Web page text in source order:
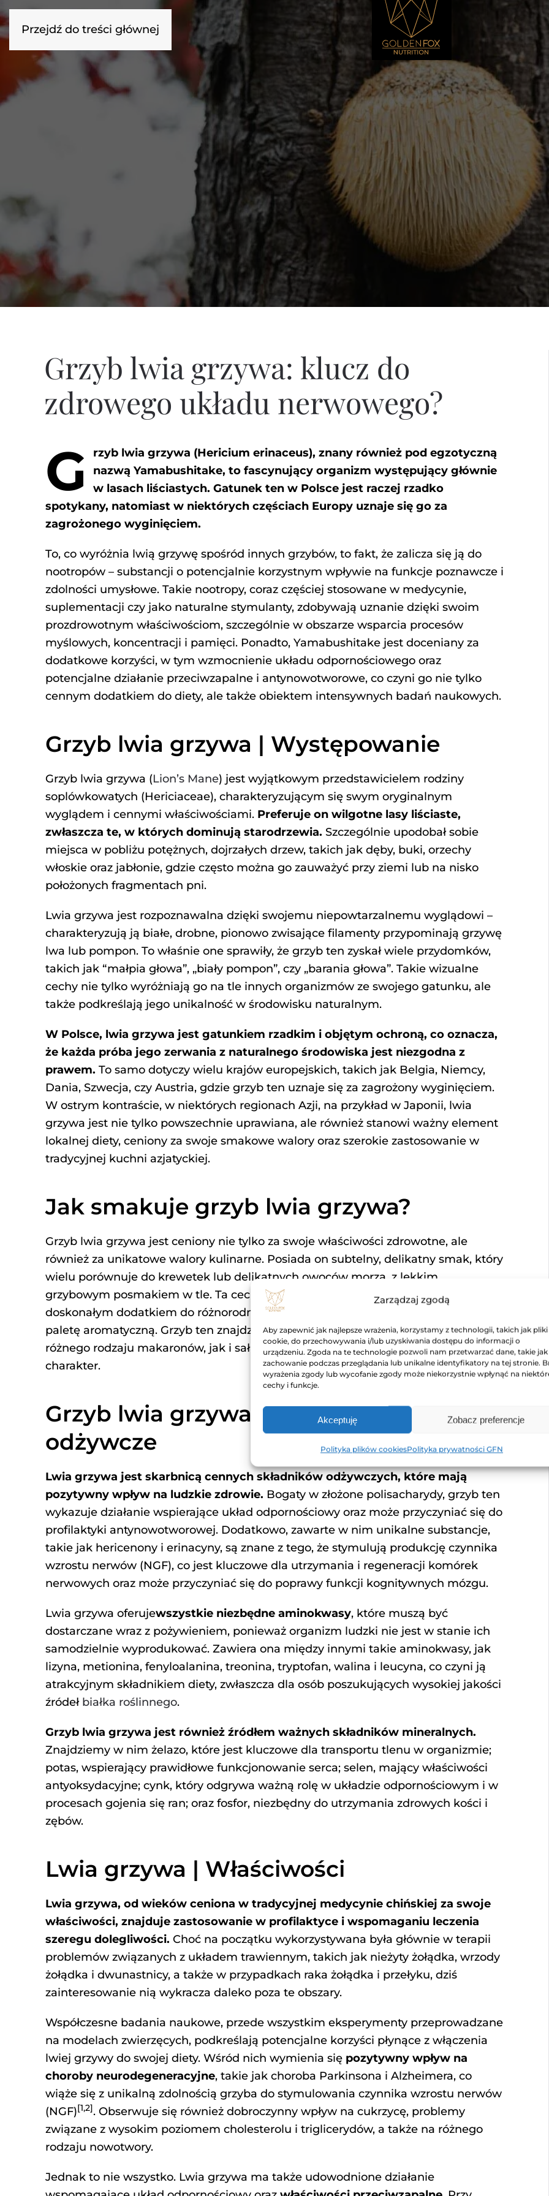
Zarządzaj zgodą
Aby zapewnić jak najlepsze wrażenia, korzystamy z technologii, takich jak pliki
cookie, do przechowywania i/lub uzyskiwania dostępu do informacji o
urządzeniu. Zgoda na te technologie pozwoli nam przetwarzać dane, takie jak
zachowanie podczas przeglądania lub unikalne identyfikatory na tej stronie.
wyrażenia zgody lub wycofanie zgody może niekorzystnie wpłynąć na
cechy i funkcje.
Akceptuję Zobacz preferencje
Polityka plików cookiesPolityka prywatności GFN
Przejdź do treści głównej
Olejki CBD Olejki CBD+CBG Olejki dla zwierząt
Grzyb lwia grzywa: klucz do
zdrowego układu nerwowego?
G
rzyb lwia grzywa (Hericium erinaceus), znany również pod egzotyczną
nazwą Yamabushitake, to fascynujący organizm występujący głównie
w lasach liściastych. Gatunek ten w Polsce jest raczej rzadko
spotykany, natomiast w niektórych częściach Europy uznaje się go za
zagrożonego wyginięciem.
To, co wyróżnia lwią grzywę spośród innych grzybów, to fakt, że zalicza się ją do
nootropów – substancji o potencjalnie korzystnym wpływie na funkcje poznawcze i
zdolności umysłowe. Takie nootropy, coraz częściej stosowane w medycynie,
suplementacji czy jako naturalne stymulanty, zdobywają uznanie dzięki swoim
prozdrowotnym właściwościom, szczególnie w obszarze wsparcia procesów
myślowych, koncentracji i pamięci. Ponadto, Yamabushitake jest doceniany za
dodatkowe korzyści, w tym wzmocnienie układu odpornościowego oraz
potencjalne działanie przeciwzapalne i antynowotworowe, co czyni go nie tylko
cennym dodatkiem do diety, ale także obiektem intensywnych badań naukowych.
Grzyb lwia grzywa | Występowanie
Grzyb lwia grzywa (Lion’s Mane) jest wyjątkowym przedstawicielem rodziny
soplówkowatych (Hericiaceae), charakteryzującym się swym oryginalnym
wyglądem i cennymi właściwościami. Preferuje on wilgotne lasy liściaste,
zwłaszcza te, w których dominują starodrzewia. Szczególnie upodobał sobie
miejsca w pobliżu potężnych, dojrzałych drzew, takich jak dęby, buki, orzechy
włoskie oraz jabłonie, gdzie często można go zauważyć przy ziemi lub na nisko
położonych fragmentach pni.
Lwia grzywa jest rozpoznawalna dzięki swojemu niepowtarzalnemu wyglądowi –
charakteryzują ją białe, drobne, pionowo zwisające filamenty przypominają grzywę
lwa lub pompon. To właśnie one sprawiły, że grzyb ten zyskał wiele przydomków,
takich jak “małpia głowa”, „biały pompon”, czy „barania głowa”. Takie wizualne
cechy nie tylko wyróżniają go na tle innych organizmów ze swojego gatunku, ale
także podkreślają jego unikalność w środowisku naturalnym.
W Polsce, lwia grzywa jest gatunkiem rzadkim i objętym ochroną, co oznacza,
że każda próba jego zerwania z naturalnego środowiska jest niezgodna z
prawem. To samo dotyczy wielu krajów europejskich, takich jak Belgia, Niemcy,
Dania, Szwecja, czy Austria, gdzie grzyb ten uznaje się za zagrożony wyginięciem.
W ostrym kontraście, w niektórych regionach Azji, na przykład w Japonii, lwia
grzywa jest nie tylko powszechnie uprawiana, ale również stanowi ważny element
lokalnej diety, ceniony za swoje smakowe walory oraz szerokie zastosowanie w
tradycyjnej kuchni azjatyckiej.
Jak smakuje grzyb lwia grzywa?
Grzyb lwia grzywa jest ceniony nie tylko za swoje właściwości zdrowotne, ale
również za unikatowe walory kulinarne. Posiada on subtelny, delikatny smak, który
wielu porównuje do krewetek lub delikatnych owoców morza, z lekkim,
grzybowym posmakiem w tle. Ta cecha sprawia, że Yamabushitake jest
doskonałym dodatkiem do różnorodnych potraw, wzbogacając ich gustowną
paletę aromatyczną. Grzyb ten znajdzie zastosowanie zarówno w przygotowaniu
różnego rodzaju makaronów, jak i sałatek, nadając im niepowtarzalny, subtelny
charakter.
Grzyb lwia grzywa i jego wartości
odżywcze
Lwia grzywa jest skarbnicą cennych składników odżywczych, które mają
pozytywny wpływ na ludzkie zdrowie. Bogaty w złożone polisacharydy, grzyb ten
wykazuje działanie wspierające układ odpornościowy oraz może przyczyniać się do
profilaktyki antynowotworowej. Dodatkowo, zawarte w nim unikalne substancje,
takie jak hericenony i erinacyny, są znane z tego, że stymulują produkcję czynnika
wzrostu nerwów (NGF), co jest kluczowe dla utrzymania i regeneracji komórek
nerwowych oraz może przyczyniać się do poprawy funkcji kognitywnych mózgu.
Lwia grzywa oferujewszystkie niezbędne aminokwasy, które muszą być
dostarczane wraz z pożywieniem, ponieważ organizm ludzki nie jest w stanie ich
samodzielnie wyprodukować. Zawiera ona między innymi takie aminokwasy, jak
lizyna, metionina, fenyloalanina, treonina, tryptofan, walina i leucyna, co czyni ją
atrakcyjnym składnikiem diety, zwłaszcza dla osób poszukujących wysokiej jakości
źródeł białka roślinnego.
Grzyb lwia grzywa jest również źródłem ważnych składników mineralnych.
Znajdziemy w nim żelazo, które jest kluczowe dla transportu tlenu w organizmie;
potas, wspierający prawidłowe funkcjonowanie serca; selen, mający właściwości
antyoksydacyjne; cynk, który odgrywa ważną rolę w układzie odpornościowym i w
procesach gojenia się ran; oraz fosfor, niezbędny do utrzymania zdrowych kości i
zębów.
Lwia grzywa | Właściwości
Lwia grzywa, od wieków ceniona w tradycyjnej medycynie chińskiej za swoje
właściwości, znajduje zastosowanie w profilaktyce i wspomaganiu leczenia
szeregu dolegliwości. Choć na początku wykorzystywana była głównie w terapii
problemów związanych z układem trawiennym, takich jak nieżyty żołądka, wrzody
żołądka i dwunastnicy, a także w przypadkach raka żołądka i przełyku, dziś
zainteresowanie nią wykracza daleko poza te obszary.
Współczesne badania naukowe, przede wszystkim eksperymenty przeprowadzane
na modelach zwierzęcych, podkreślają potencjalne korzyści płynące z włączenia
lwiej grzywy do swojej diety. Wśród nich wymienia się pozytywny wpływ na
choroby neurodegeneracyjne, takie jak choroba Parkinsona i Alzheimera, co
wiąże się z unikalną zdolnością grzyba do stymulowania czynnika wzrostu nerwów
(NGF)[1,2]. Obserwuje się również dobroczynny wpływ na cukrzycę, problemy
związane z wysokim poziomem cholesterolu i triglicerydów, a także na różnego
rodzaju nowotwory.
Jednak to nie wszystko. Lwia grzywa ma także udowodnione działanie